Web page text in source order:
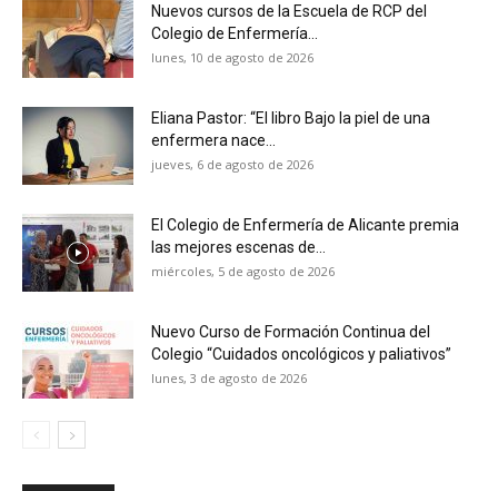
Nuevos cursos de la Escuela de RCP del
Colegio de Enfermería...
lunes, 10 de agosto de 2026
Eliana Pastor: “El libro Bajo la piel de una
enfermera nace...
jueves, 6 de agosto de 2026
El Colegio de Enfermería de Alicante premia
las mejores escenas de...
miércoles, 5 de agosto de 2026
Nuevo Curso de Formación Continua del
Colegio “Cuidados oncológicos y paliativos”
lunes, 3 de agosto de 2026